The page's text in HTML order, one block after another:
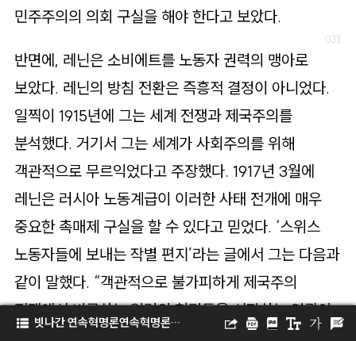
민주주의의 의회 구실을 해야 한다고 보았다.
반면에, 레닌은 소비에트를 노동자 권력의 맹아로
보았다. 레닌의 방침 전환은 즉흥적 결정이 아니었다.
일찍이 1915년에 그는 세계 전쟁과 제국주의를
분석했다. 거기서 그는 세계가 사회주의를 위해
객관적으로 무르익었다고 주장했다. 1917년 3월에
레닌은 러시아 노동계급이 이러한 사태 전개에 매우
중요한 촉매제 구실을 할 수 있다고 믿었다. ‘스위스
노동자들에 보내는 작별 편지’라는 글에서 그는 다음과
같이 말했다. “객관적으로 불가피하게 제국주의
전쟁에서 비롯하는 일련의 혁명들을 시작하는 영광이
빗나간 연속혁명론연속혁명론과 러시아 혁명검증중국 혁명과 빗나간